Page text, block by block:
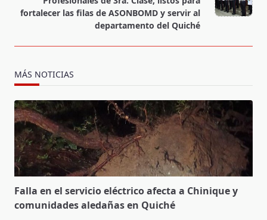
fortalecer las filas de ASONBOMD y servir al
departamento del Quiché
MÁS NOTICIAS
Falla en el servicio eléctrico afecta a Chinique y
comunidades aledañas en Quiché